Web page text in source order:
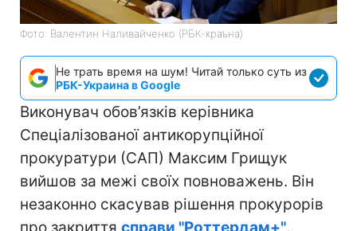
Фото: Валентин Наливайченко (РБК-краъна)
Не трать время на шум! Читай только суть из
РБК-Украина в Google
Виконувач обов’язків керівника
Спеціалізованої антикорупційної
прокуратури (САП) Максим Грищук
вийшов за межі своїх повноважень. Він
незаконно скасував рішення прокурорів
про закриття справи "Роттердам+".